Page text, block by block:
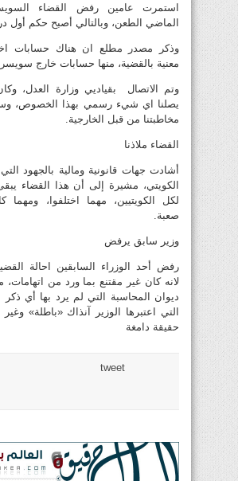
استمرت عامين رفض القضاء
الماضي الطعن، وبالتالي أصبح حكم أول
وذكر مصدر مطلع ان هناك حسابات
معنية بالقضية، منها حسابات خارج
وتم الاتصال بقياديي وزارة العدل،
يصلنا اي شيء رسمي بهذا الخصوص،
مخاطبتنا من قبل الخارجية.
القضاء ملاذنا
أشادت جهات قانونية ومالية بالجهود التي
الكويتي، مشيرة إلى أن هذا القضاء
لكل الكويتيين، مهما اختلفوا، ومهما
صعبة.
وزير سابق يرفض
رفض أحد الوزراء السابقين احالة
لانه كان غير مقتنع بما ورد من اتهامات،
ديوان المحاسبة التي لم يرد بها أي ذكر
التي اعتبرها الوزير آنذاك «باطلة»
حقيقة دامغة
tweet